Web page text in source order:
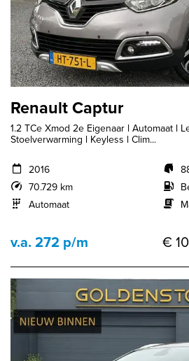
Renault Captur
1.2 TCe Xmod 2e Eigenaar l Automaat l
Stoelverwarming l Keyless l Clim...
2016
70.729 km
Automaat
v.a. 272 p/m €